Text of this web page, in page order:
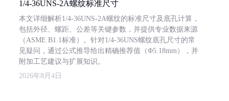
1/4-36UNS-2A螺纹标准尺寸
本文详细解析1/4-36UNS-2A螺纹的标准尺寸及底孔计算，
包括外径、螺距、公差等关键参数，并提供专业数据来源
（ASME B1.1标准）。针对1/4-36UNS螺纹底孔尺寸的常
见疑问，通过公式推导给出精确推荐值（Φ5.18mm），并
附加工艺建议与扩展知识。
2026年8月4日